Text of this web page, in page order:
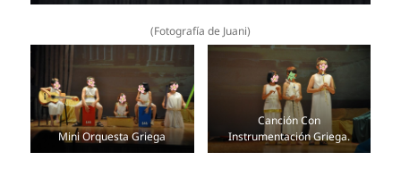
(Fotografía de Juani)
Mini Orquesta Griega
Canción Con
Instrumentación Griega.